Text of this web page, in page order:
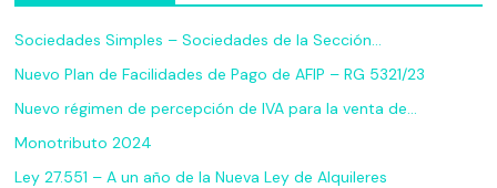
Sociedades Simples – Sociedades de la Sección…
Nuevo Plan de Facilidades de Pago de AFIP – RG 5321/23
Nuevo régimen de percepción de IVA para la venta de…
Monotributo 2024
Ley 27.551 – A un año de la Nueva Ley de Alquileres